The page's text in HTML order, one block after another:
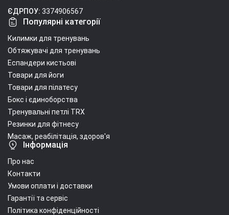
ЄДРПОУ: 3374906567
Популярні категорії
Килимки для тренувань
Обтяжувачі для тренувань
Еспандери кистьові
Товари для йоги
Товари для пілатесу
Бокс і єдиноборства
Тренувальні петлі TRX
Резинки для фітнесу
Масаж, реабілітація, здоров'я
Інформація
Про нас
Контакти
Умови оплати і доставки
Гарантії та сервіс
Політика конфіденційності